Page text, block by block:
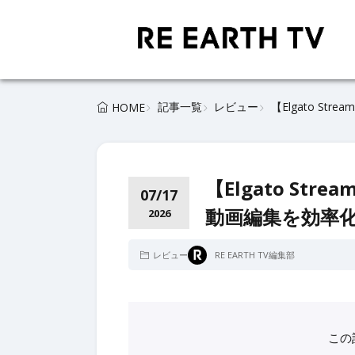
HOME 記事一覧 レビュー 【Elgato
07/17
2026
【Elgato
動画編集を効率
レビュー RE EARTH TV編集部
こ